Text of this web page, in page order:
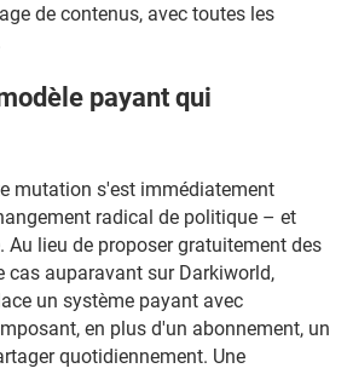
de contenus, avec toutes les
payant qui
mutation s'est immédiatement
radical de politique – et
Au lieu de proposer gratuitement des
cas auparavant sur Darkiworld,
un système payant avec
en plus d'un abonnement, un
quotidiennement. Une